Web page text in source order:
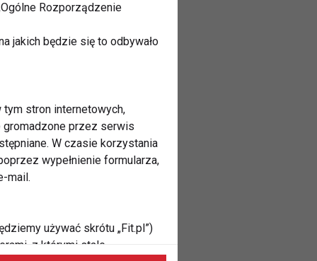
Rozporządzenie
jakich będzie się to odbywało
tym stron internetowych,
gromadzone przez serwis
W czasie korzystania
wypełnienie formularza,
mail.
używać skrótu „Fit.pl”)
z którymi stale